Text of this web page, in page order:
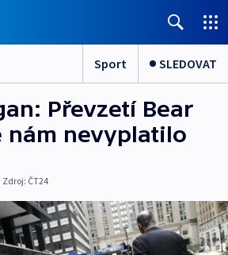
Sport SLEDOVAT
Převzetí Bear
nám nevyplatilo
Zdroj: ČT24